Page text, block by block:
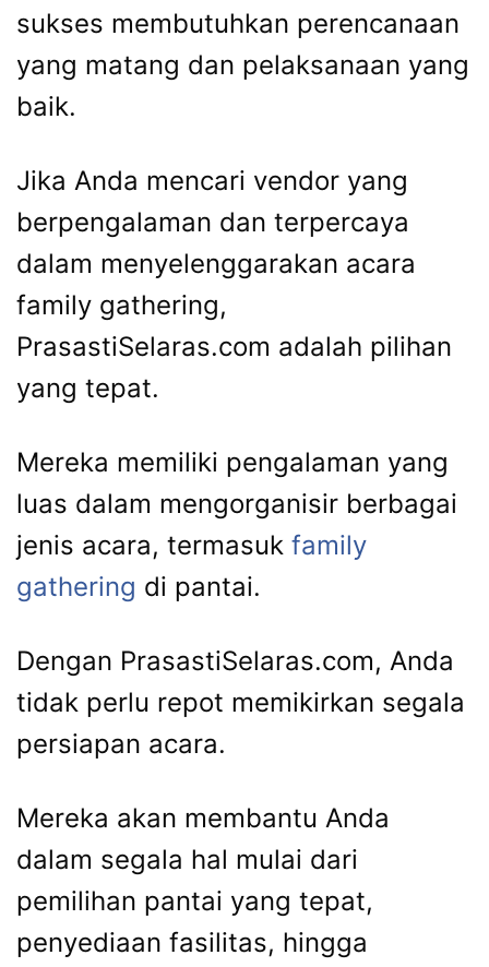
sukses membutuhkan perencanaan
yang matang dan pelaksanaan yang
baik.
Jika Anda mencari vendor yang
berpengalaman dan terpercaya
dalam menyelenggarakan acara
family gathering,
PrasastiSelaras.com adalah pilihan
yang tepat.
Mereka memiliki pengalaman yang
luas dalam mengorganisir berbagai
jenis acara, termasuk family
gathering di pantai.
Dengan PrasastiSelaras.com, Anda
tidak perlu repot memikirkan segala
persiapan acara.
Mereka akan membantu Anda
dalam segala hal mulai dari
pemilihan pantai yang tepat,
penyediaan fasilitas, hingga